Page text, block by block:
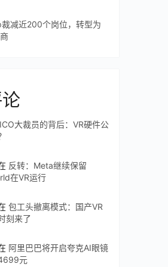
减近200个岗位，转型为
大裁员的背后：VR硬件公
反转：Meta继续保留
在VR运行
包工头撤离模式：国产VR
刻来了
阿里巴巴将开启夸克AI眼镜
元